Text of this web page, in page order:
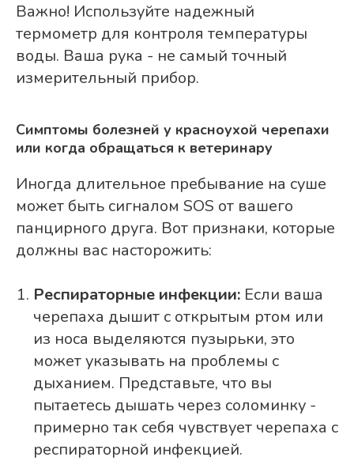
Важно! Используйте надежный
термометр для контроля температуры
воды. Ваша рука - не самый точный
измерительный прибор.
Симптомы болезней у красноухой черепахи
или когда обращаться к ветеринару
Иногда длительное пребывание на суше
может быть сигналом SOS от вашего
панцирного друга. Вот признаки, которые
должны вас насторожить:
Респираторные инфекции: Если ваша
черепаха дышит с открытым ртом или
из носа выделяются пузырьки, это
может указывать на проблемы с
дыханием. Представьте, что вы
пытаетесь дышать через соломинку -
примерно так себя чувствует черепаха с
респираторной инфекцией.